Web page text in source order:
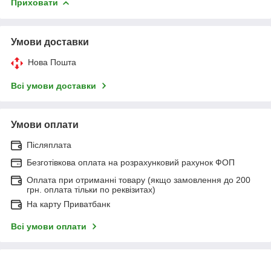
Приховати
Умови доставки
Нова Пошта
Всі умови доставки
Умови оплати
Післяплата
Безготівкова оплата на розрахунковий рахунок ФОП
Оплата при отриманні товару (якщо замовлення до 200
грн. оплата тільки по реквізитах)
На карту Приватбанк
Всі умови оплати